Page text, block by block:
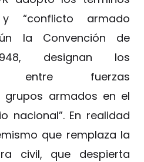
“conflicto armado
la Convención de
designan los
entre fuerzas
grupos armados en el
nacional”. En realidad
que remplaza la
civil, que despierta